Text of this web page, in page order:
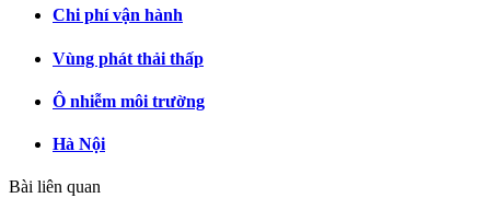
Chi phí vận hành
Vùng phát thải thấp
Ô nhiễm môi trường
Hà Nội
Bài liên quan